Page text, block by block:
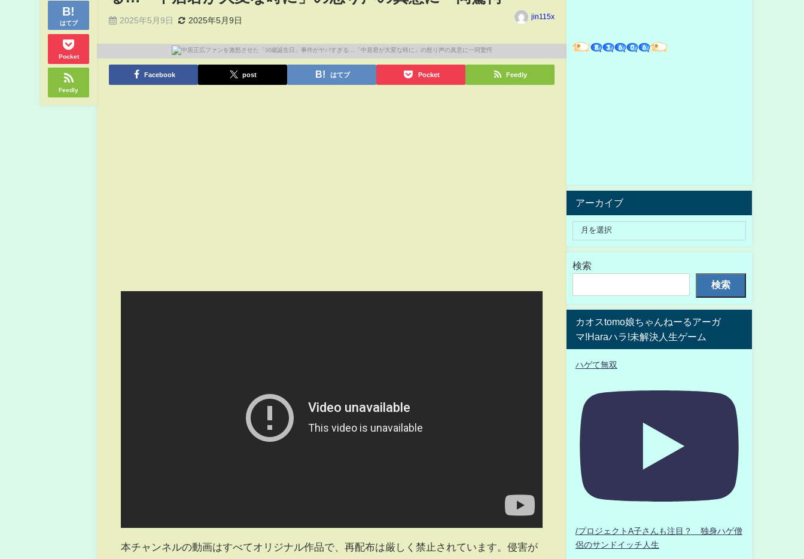
はてブ
Pocket
Feedly
2025年5月9日 2025年5月9日 jin115x
Facebook post はてブ Pocket Feedly
本チャンネルの動画はすべてオリジナル作品で、再配布は厳しく禁止されています。侵害が
アーカイブ
検索
検索
カオスtomo娘ちゃんねーるアーガ
マ!Haraハラ!未解決人生ゲーム
ハゲて無双
/プロジェクトA子さんも注目？ 独身ハゲ僧
侶のサンドイッチ人生